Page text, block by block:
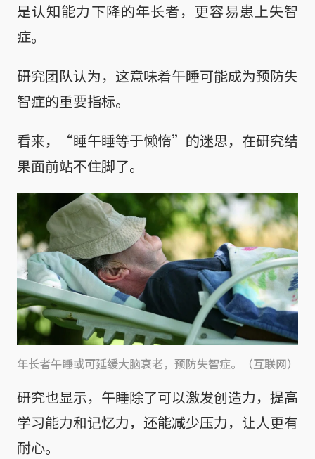
是认知能力下降的年长者，更容易患上失智
症。
研究团队认为，这意味着午睡可能成为预防失
智症的重要指标。
看来，“睡午睡等于懒惰”的迷思，在研究结
果面前站不住脚了。
年长者午睡或可延缓大脑衰老，预防失智症。（互联网）
研究也显示，午睡除了可以激发创造力，提高
学习能力和记忆力，还能减少压力，让人更有
耐心。